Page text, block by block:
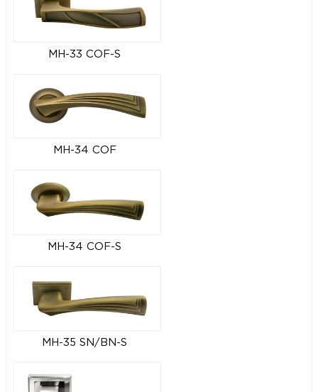
MH-33 COF-S
MH-34 COF
MH-34 COF-S
MH-35 SN/BN-S